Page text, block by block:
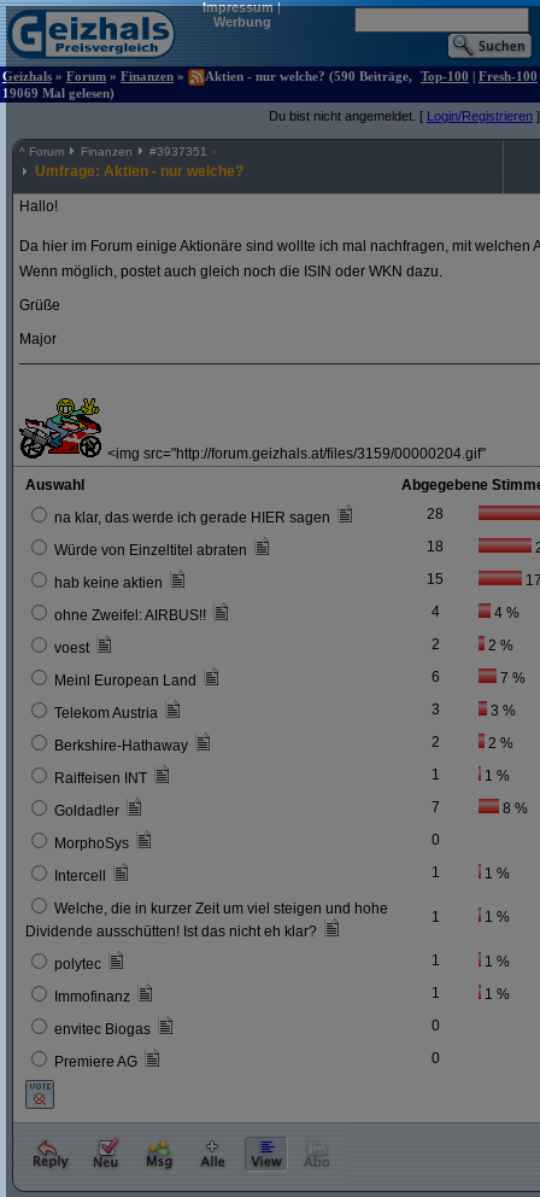
Impressum|
Werbung
Geizhals » Forum » Finanzen »
Aktien - nur welche? (590 Beiträge,
19069 Mal gelesen)
Top-100 | Fresh-100
Du bist nicht angemeldet. [ Login/Registrieren ]
^ Forum Finanzen #3937351
Umfrage: Aktien - nur welche?
Hallo!
Da hier im Forum einige Aktionäre sind wollte ich mal nachfragen, mit welchen
Wenn möglich, postet auch gleich noch die ISIN oder WKN dazu.
Grüße
Major
<img src="http://forum.geizhals.at/files/3159/00000204.gif"
Auswahl
Abgegebene
na klar, das werde ich gerade HIER sagen
28
Würde von Einzeltitel abraten 18
hab keine aktien 15
ohne Zweifel: AIRBUS!! 4 4 %
voest 2 2 %
Meinl European Land 6 7 %
Telekom Austria 3 3 %
Berkshire-Hathaway 2 2 %
Raiffeisen INT 1 1 %
Goldadler 7 8 %
MorphoSys 0
Intercell 1 1 %
Welche, die in kurzer Zeit um viel steigen und hohe
Dividende ausschütten! Ist das nicht eh klar?
1 1 %
polytec 1 1 %
Immofinanz 1 1 %
envitec Biogas 0
Premiere AG 0